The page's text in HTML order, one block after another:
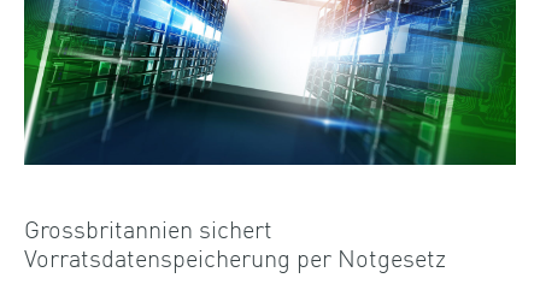
Grossbritannien sichert
Vorratsdatenspeicherung per Notgesetz